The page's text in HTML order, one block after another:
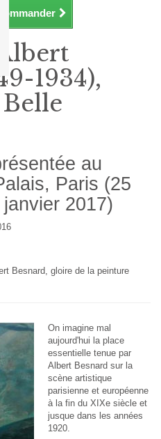
Commander
1934),
au
Paris (25
2017)
Besnard, gloire de la peinture
On imagine mal
aujourd'hui la place
essentielle tenue par
Albert Besnard sur la
scène artistique
parisienne et européenne
à la fin du XIXe siècle et
jusque dans les années
1920.